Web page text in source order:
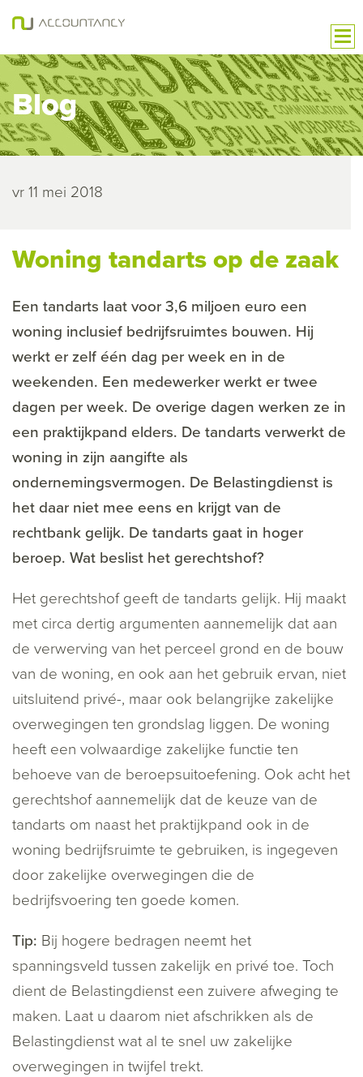
Blog
vr 11 mei 2018
Woning tandarts op de zaak
Een tandarts laat voor 3,6 miljoen euro een
woning inclusief bedrijfsruimtes bouwen. Hij
werkt er zelf één dag per week en in de
weekenden. Een medewerker werkt er twee
dagen per week. De overige dagen werken ze in
een praktijkpand elders. De tandarts verwerkt de
woning in zijn aangifte als
ondernemingsvermogen. De Belastingdienst is
het daar niet mee eens en krijgt van de
rechtbank gelijk. De tandarts gaat in hoger
beroep. Wat beslist het gerechtshof?
Het gerechtshof geeft de tandarts gelijk. Hij maakt
met circa dertig argumenten aannemelijk dat aan
de verwerving van het perceel grond en de bouw
van de woning, en ook aan het gebruik ervan, niet
uitsluitend privé-, maar ook belangrijke zakelijke
overwegingen ten grondslag liggen. De woning
heeft een volwaardige zakelijke functie ten
behoeve van de beroepsuitoefening. Ook acht het
gerechtshof aannemelijk dat de keuze van de
tandarts om naast het praktijkpand ook in de
woning bedrijfsruimte te gebruiken, is ingegeven
door zakelijke overwegingen die de
bedrijfsvoering ten goede komen.
Tip: Bij hogere bedragen neemt het
spanningsveld tussen zakelijk en privé toe. Toch
dient de Belastingdienst een zuivere afweging te
maken. Laat u daarom niet afschrikken als de
Belastingdienst wat al te snel uw zakelijke
overwegingen in twijfel trekt.